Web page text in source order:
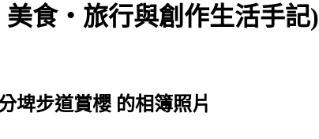
食‧旅行與創作生活手記)
埤步道賞櫻 的相簿照片